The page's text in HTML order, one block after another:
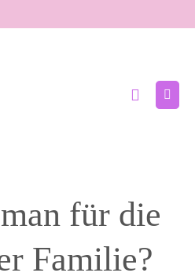
Suche-
für die
Familie?